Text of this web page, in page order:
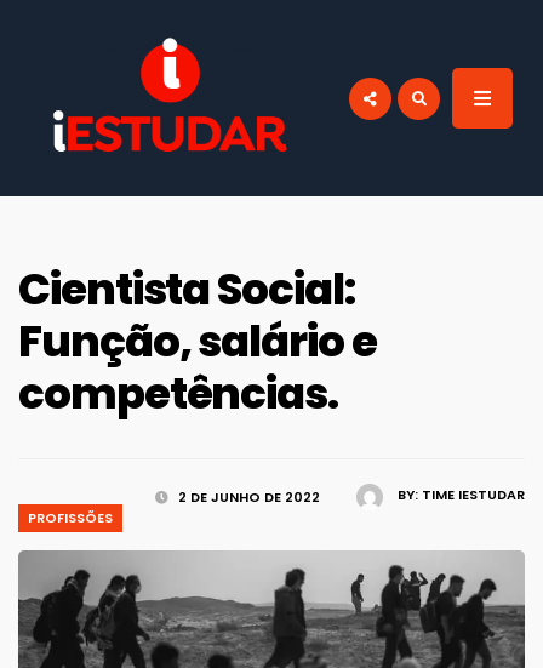
Cientista Social:
Função, salário e
competências.
BY: TIME IESTUDAR
2 DE JUNHO DE 2022
PROFISSÕES